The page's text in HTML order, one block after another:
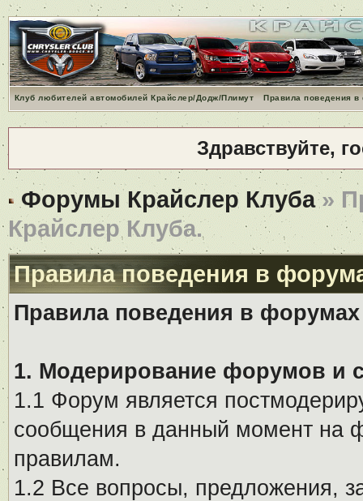
Клуб любителей автомобилей Крайслер/Додж/Плимут Правила поведения
Здравствуйте,
Форумы Крайслер Клуба»
Крайслер Клуба.
Правила поведения в
Правила поведения в
1. Модерирование форумов и
1.1 Форум является
сообщения в данный момент на
правилам.
1.2 Все вопросы, предложения,